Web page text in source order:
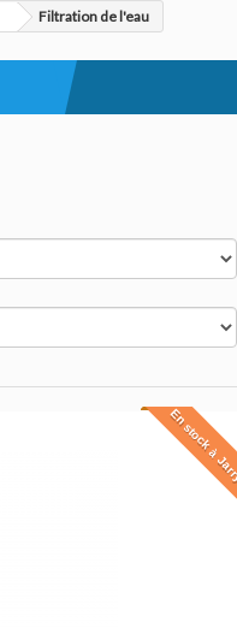
Filtration de l'eau
En stock à